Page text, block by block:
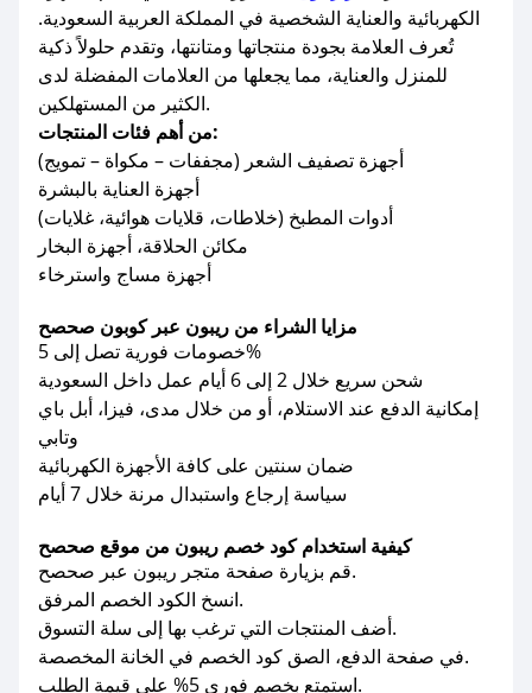
الكهربائية والعناية الشخصية في المملكة العربية السعودية.
تُعرف العلامة بجودة منتجاتها ومتانتها، وتقدم حلولاً ذكية
للمنزل والعناية، مما يجعلها من العلامات المفضلة لدى
الكثير من المستهلكين.
من أهم فئات المنتجات:
أجهزة تصفيف الشعر (مجففات – مكواة – تمويج)
أجهزة العناية بالبشرة
أدوات المطبخ (خلاطات، قلايات هوائية، غلايات)
مكائن الحلاقة، أجهزة البخار
أجهزة مساج واسترخاء
مزايا الشراء من ريبون عبر كوبون صحصح
خصومات فورية تصل إلى 5%
شحن سريع خلال 2 إلى 6 أيام عمل داخل السعودية
إمكانية الدفع عند الاستلام، أو من خلال مدى، فيزا، أبل باي
وتابي
ضمان سنتين على كافة الأجهزة الكهربائية
سياسة إرجاع واستبدال مرنة خلال 7 أيام
كيفية استخدام كود خصم ريبون من موقع صحصح
قم بزيارة صفحة متجر ريبون عبر صحصح.
انسخ الكود الخصم المرفق.
أضف المنتجات التي ترغب بها إلى سلة التسوق.
في صفحة الدفع، الصق كود الخصم في الخانة المخصصة.
استمتع بخصم فوري 5% على قيمة الطلب.